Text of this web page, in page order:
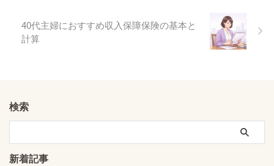
40代主婦におすすめ収入保障保険の基本と
計算
検索
新着記事